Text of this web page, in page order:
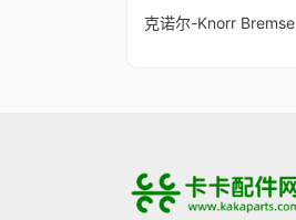
克诺尔-Knorr Bremse